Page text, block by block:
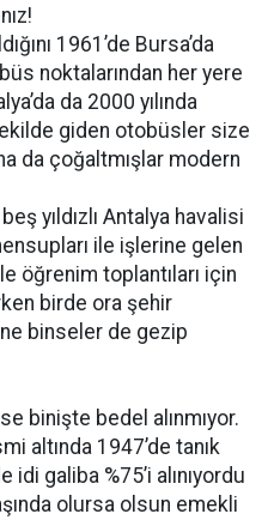
1961’de Bursa’da
noktalarından her yere
da 2000 yılında
giden otobüsler size
da çoğaltmışlar modern
yıldızlı Antalya havalisi
ile işlerine gelen
öğrenim toplantıları için
birde ora şehir
binseler de gezip
binişte bedel alınmıyor.
altında 1947’de tanık
idi galiba %75’i alınıyordu
olursa olsun emekli